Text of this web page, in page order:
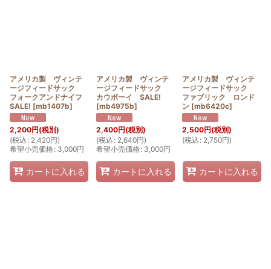
アメリカ製 ヴィンテ
ージフィードサック
フォークアンドナイフ
SALE! [mb1407b]
2,200円(税別)
(税込 : 2,420円)
希望小売価格: 3,000円
カートに入れる
アメリカ製 ヴィンテ
ージフィードサック
カウボーイ SALE!
[mb4975b]
2,400円(税別)
(税込 : 2,640円)
希望小売価格: 3,000円
カートに入れる
アメリカ製 ヴィンテ
ージフィードサック
ファブリック ロンド
ン [mb6420c]
2,500円(税別)
(税込 : 2,750円)
カートに入れる